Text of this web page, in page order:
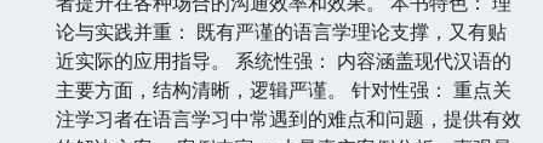
论与实践并重： 既有严谨的语言学理论支撑，又有贴
近实际的应用指导。 系统性强： 内容涵盖现代汉语的
主要方面，结构清晰，逻辑严谨。 针对性强： 重点关
注学习者在语言学习中常遇到的难点和问题，提供有效